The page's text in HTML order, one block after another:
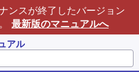
ンスが終了したバージョン
最新版のマニュアルへ
アル